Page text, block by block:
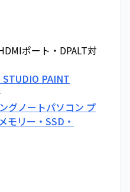
ポート・DPALT対
STUDIO PAINT
グノートパソコン プ
モリー・SSD・